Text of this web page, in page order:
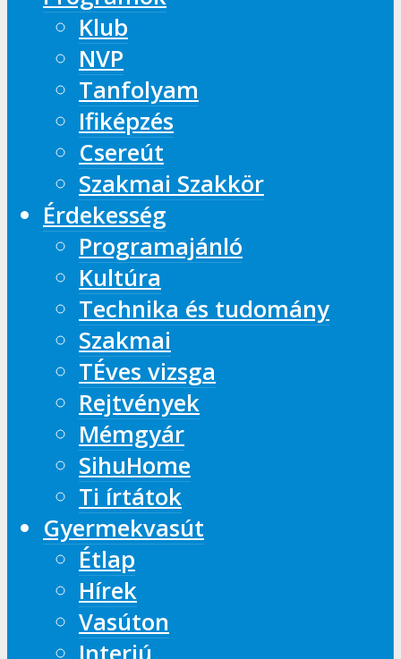
Klub
NVP
Tanfolyam
Ifiképzés
Csereút
Szakmai Szakkör
Érdekesség
Programajánló
Kultúra
Technika és tudomány
Szakmai
TÉves vizsga
Rejtvények
Mémgyár
SihuHome
Ti írtátok
Gyermekvasút
Étlap
Hírek
Vasúton